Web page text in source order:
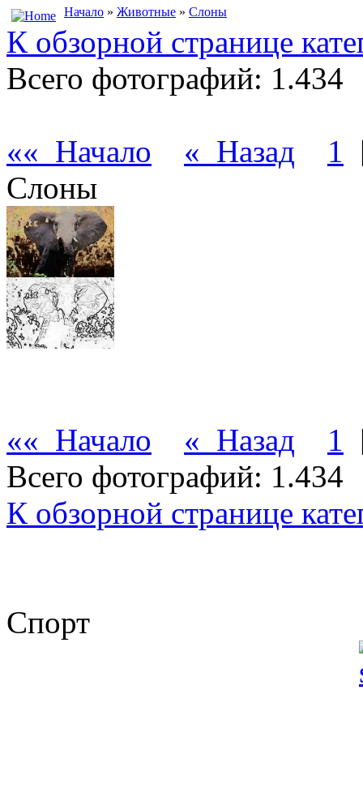
Начало » Животные » Слоны
К обзорной странице
Всего фотографий: 1.434
«« Начало « Назад 1
Слоны
«« Начало « Назад 1
Всего фотографий: 1.434
К обзорной странице
Спорт